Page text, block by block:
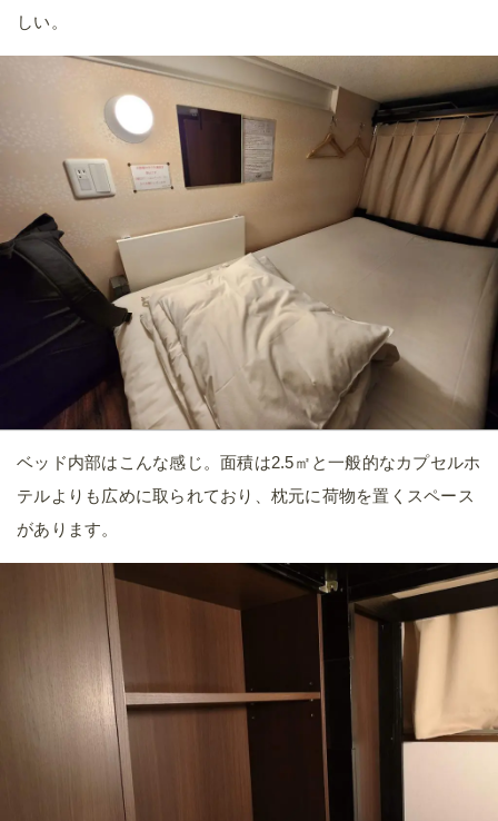
しい。
ベッド内部はこんな感じ。面積は2.5㎡と一般的なカプセルホ
テルよりも広めに取られており、枕元に荷物を置くスペース
があります。